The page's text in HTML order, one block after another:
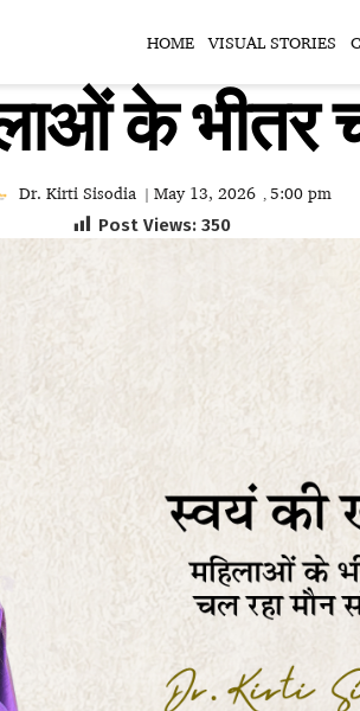
HOME VISUAL STORIES
के भीतर
Dr. Kirti Sisodia | May 13, 2026 , 5:00 pm
Post Views: 350